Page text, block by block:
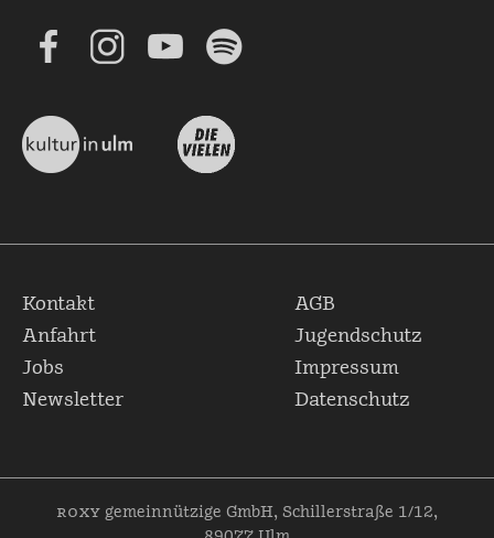
Kontakt
Anfahrt
Jobs
Newsletter
AGB
Jugendschutz
Impressum
Datenschutz
roxy gemeinnützige GmbH, Schillerstraße 1/12,